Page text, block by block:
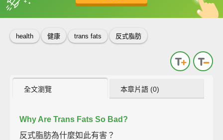
收錄佳句 中
英
health 健康 trans fats 反式脂肪
全文瀏覽 本章片語 (0)
Why Are Trans Fats So Bad?
反式脂肪為什麼如此有害？